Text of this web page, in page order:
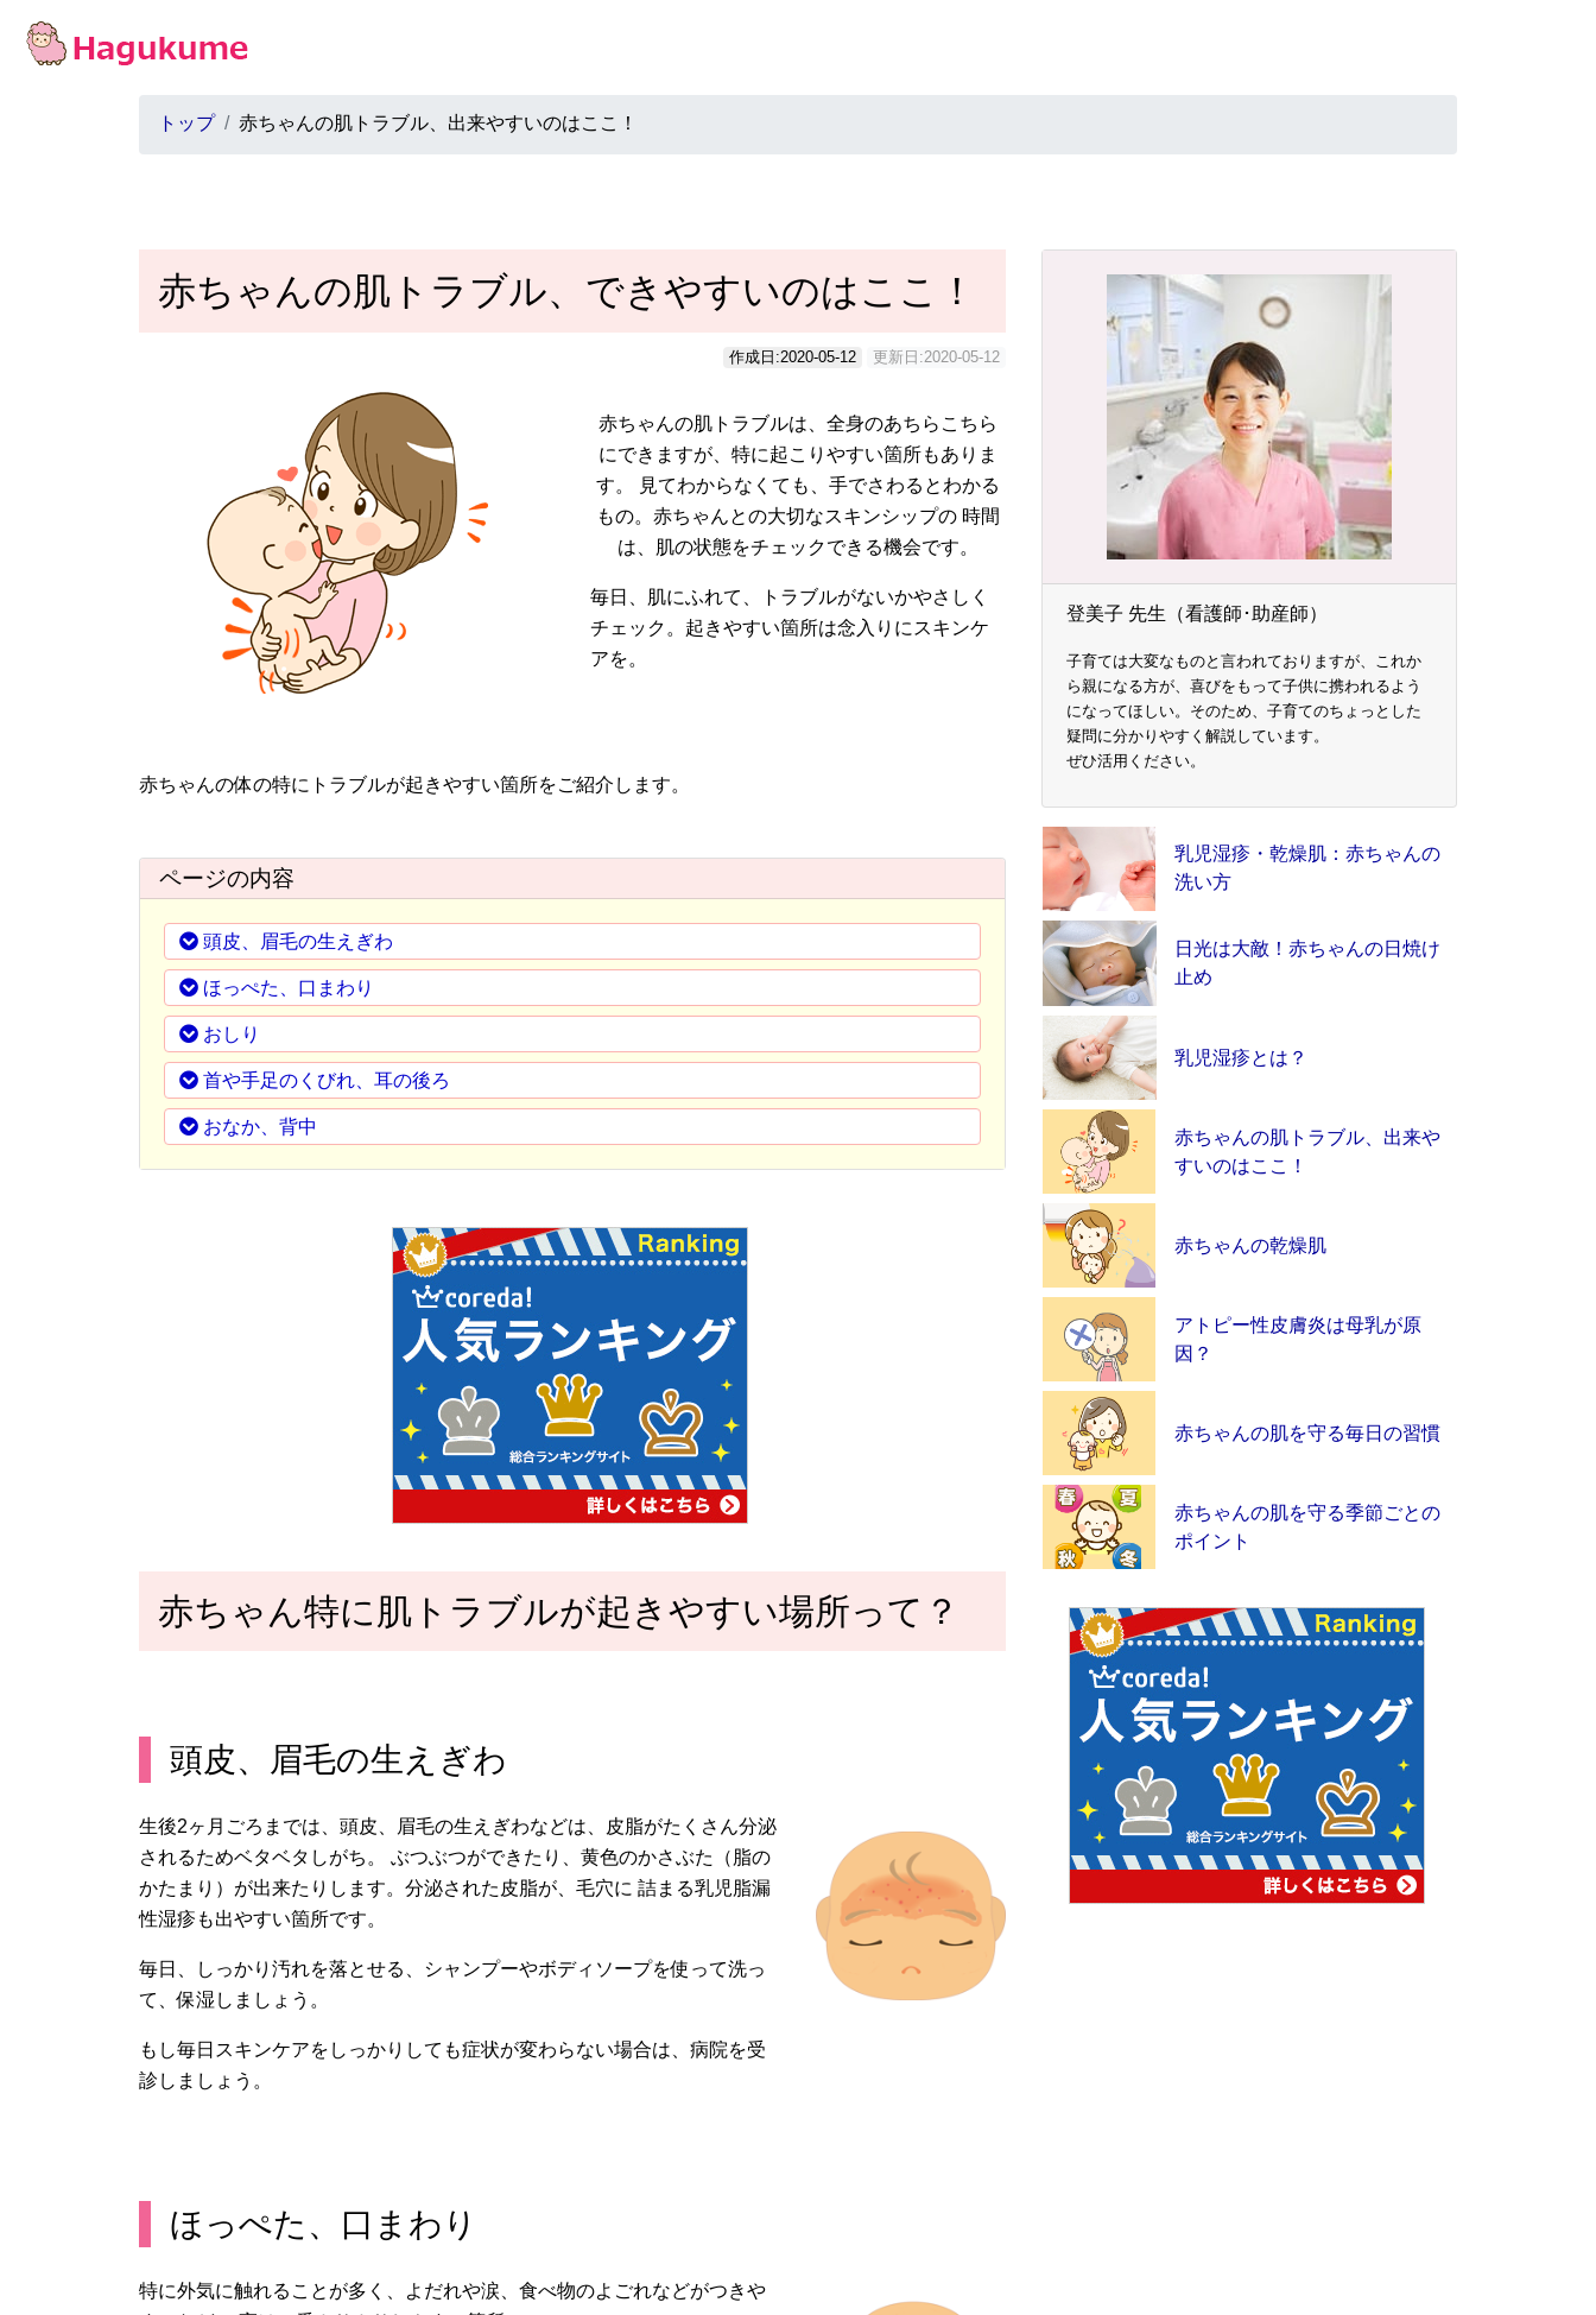
トップ 赤ちゃんの肌トラブル、出来やすいのはここ！
赤ちゃんの肌トラブル、できやすいのはここ！
作成日:2020-05-12 更新日:2020-05-12
赤ちゃんの肌トラブルは、全身のあちらこちら
にできますが、特に起こりやすい箇所もありま
す。 見てわからなくても、手でさわるとわかる
もの。赤ちゃんとの大切なスキンシップの 時間
は、肌の状態をチェックできる機会です。
毎日、肌にふれて、トラブルがないかやさしく
チェック。起きやすい箇所は念入りにスキンケ
アを。
赤ちゃんの体の特にトラブルが起きやすい箇所をご紹介します。
ページの内容
頭皮、眉毛の生えぎわ
ほっぺた、口まわり
おしり
首や手足のくびれ、耳の後ろ
おなか、背中
赤ちゃん特に肌トラブルが起きやすい場所って？
頭皮、眉毛の生えぎわ
生後2ヶ月ごろまでは、頭皮、眉毛の生えぎわなどは、皮脂がたくさん分泌
されるためベタベタしがち。 ぶつぶつができたり、黄色のかさぶた（脂の
かたまり）が出来たりします。分泌された皮脂が、毛穴に 詰まる乳児脂漏
性湿疹も出やすい箇所です。
毎日、しっかり汚れを落とせる、シャンプーやボディソープを使って洗っ
て、保湿しましょう。
もし毎日スキンケアをしっかりしても症状が変わらない場合は、病院を受
診しましょう。
ほっぺた、口まわり
特に外気に触れることが多く、よだれや涙、食べ物のよごれなどがつきや
登美子 先生（看護師･助産師）
子育ては大変なものと言われておりますが、これか
ら親になる方が、喜びをもって子供に携われるよう
になってほしい。そのため、子育てのちょっとした
疑問に分かりやすく解説しています。
ぜひ活用ください。
乳児湿疹・乾燥肌：赤ちゃんの
洗い方
日光は大敵！赤ちゃんの日焼け
止め
乳児湿疹とは？
赤ちゃんの肌トラブル、出来や
すいのはここ！
赤ちゃんの乾燥肌
アトピー性皮膚炎は母乳が原
因？
赤ちゃんの肌を守る毎日の習慣
赤ちゃんの肌を守る季節ごとの
ポイント